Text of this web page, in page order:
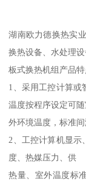
湖南欧力德换热实
换热设备、水处理
板式换热机组产品特
1、采用工控计算或
温度按程序设定可随
外环境温度，标准
2、工控计算机显示
度、热媒压力、供
热量、室外温度标